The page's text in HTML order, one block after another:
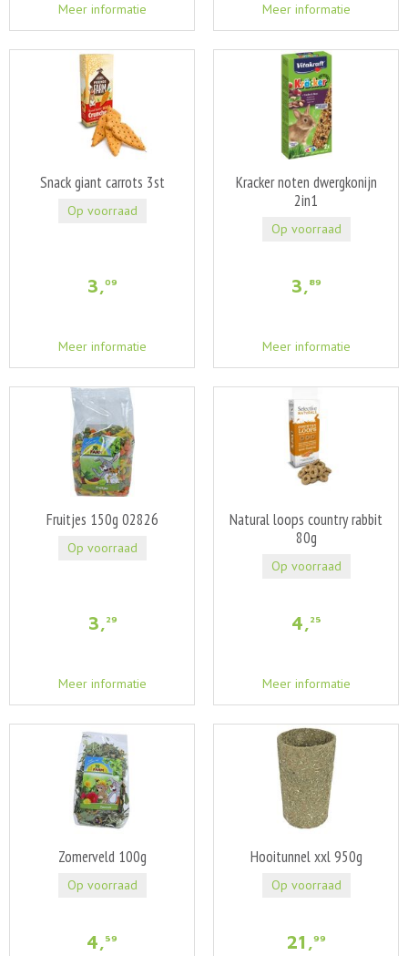
Meer informatie Meer informatie
Snack giant carrots 3st
3,09
Meer informatie
Op voorraad
Kracker noten dwergkonijn
2in1
3,89
Meer informatie
Op voorraad
Fruitjes 150g 02826
3,29
Meer informatie
Op voorraad
Natural loops country rabbit
80g
4,25
Meer informatie
Op voorraad
Zomerveld 100g
4,59
Op voorraad
Hooitunnel xxl 950g
21 ,99
Op voorraad